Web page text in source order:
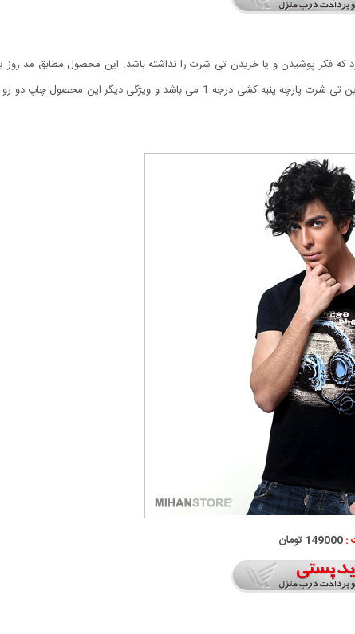
که فکر پوشیدن و یا خریدن تی شرت را نداشته باشد. این محصول مطابق مد
جذب بوده و به صورت فری سایز مناسب برای سایزهای لارج و ایکس لارج عرضه می شود. جنس این تی شرت پارچه پنبه کشی
:149000 تومان